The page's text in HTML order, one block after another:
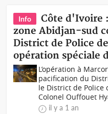
Info
Côte d'Ivoire
zone Abidjan-sud
District de Police
opération spéciale
L’opération à
pacification du
le District de Police
Colonel Ouffouet
il y a 1 an